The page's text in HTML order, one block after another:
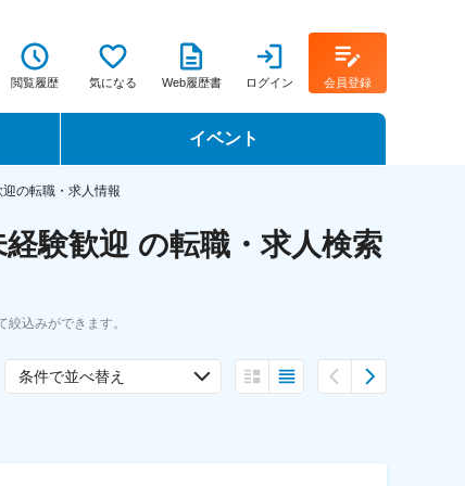
閲覧履歴 気になる Web履歴書 ログイン 会員登録
イベント
転職イベント・転職セミナー
転職フェア
の転職・求人情報
験歓迎 の転職・求人検索
込みができます。
条件で並べ替え